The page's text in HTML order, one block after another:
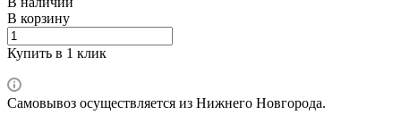
В корзину
Купить в 1 клик
Самовывоз осуществляется из Нижнего Новгорода.